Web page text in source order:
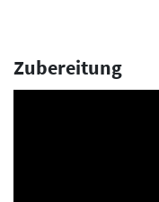
Zubereitung